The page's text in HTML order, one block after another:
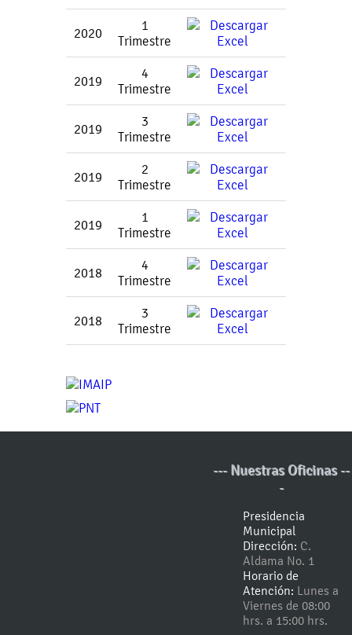
2020
1
Trimestre
2019
4
Trimestre
2019
3
Trimestre
2019
2
Trimestre
2019
1
Trimestre
2018
4
Trimestre
2018
3
Trimestre
--- Nuestras Oficinas --
-
Presidencia
Municipal
Dirección: C.
Aldama No. 1
Horario de
Atención: Lunes a
Viernes de 08:00
hrs. a 15:00 hrs.